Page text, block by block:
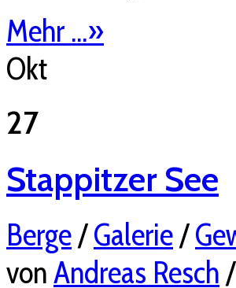
Mehr ...»
Okt
27
Stappitzer See
Berge/Galerie/
vonAndreas Resch/